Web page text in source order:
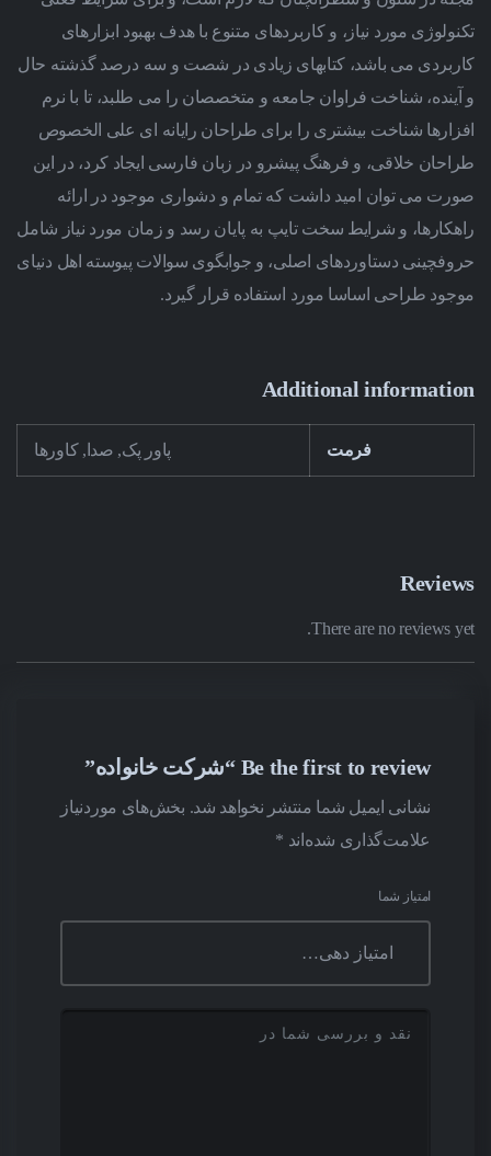
تکنولوژی مورد نیاز، و کاربردهای متنوع با هدف بهبود ابزارهای
کاربردی می باشد، کتابهای زیادی در شصت و سه درصد گذشته حال
و آینده، شناخت فراوان جامعه و متخصصان را می طلبد، تا با نرم
افزارها شناخت بیشتری را برای طراحان رایانه ای علی الخصوص
طراحان خلاقی، و فرهنگ پیشرو در زبان فارسی ایجاد کرد، در این
صورت می توان امید داشت که تمام و دشواری موجود در ارائه
راهکارها، و شرایط سخت تایپ به پایان رسد و زمان مورد نیاز شامل
حروفچینی دستاوردهای اصلی، و جوابگوی سوالات پیوسته اهل دنیای
موجود طراحی اساسا مورد استفاده قرار گیرد.
Additional information
فرمت پاور پک, صدا, کاورها
Reviews
There are no reviews yet.
Be the first to review “شرکت خانواده”
نشانی ایمیل شما منتشر نخواهد شد. بخش‌های موردنیاز
علامت‌گذاری شده‌اند *
امتیاز شما